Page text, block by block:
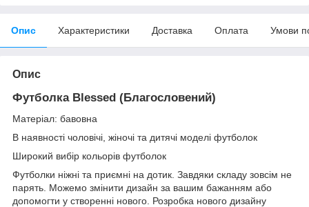
Опис Характеристики Доставка Оплата Умови
Опис
Футболка Blessed (Благословений)
Матеріал: бавовна
В наявності чоловічі, жіночі та дитячі моделі футболок
Широкий вибір кольорів футболок
Футболки ніжні та приємні на дотик. Завдяки складу зовсім не
парять. Можемо змінити дизайн за вашим бажанням або
допомогти у створенні нового. Розробка нового дизайну